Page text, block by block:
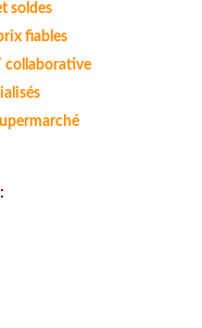
soldes
fiables
collaborative